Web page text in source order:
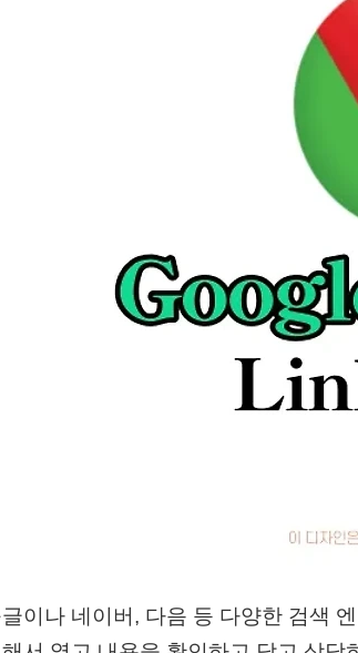
이나 네이버, 다음 등 다양한 검색